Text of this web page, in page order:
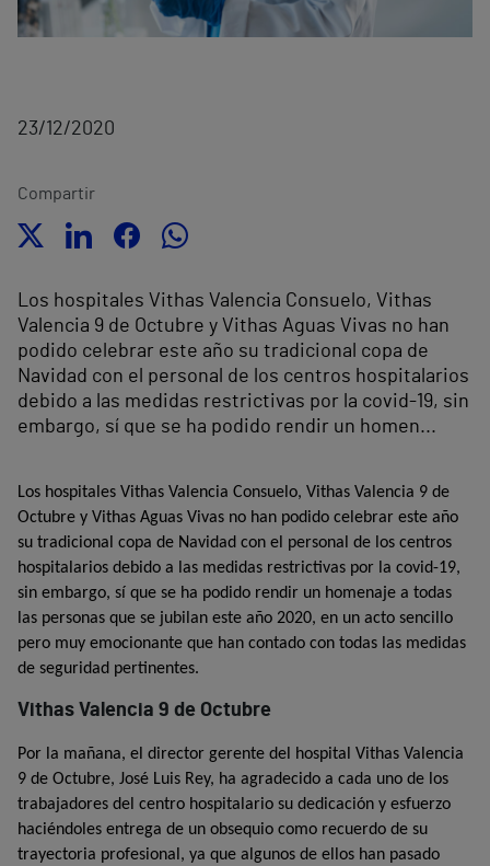
23/12/2020
Compartir
Los hospitales Vithas Valencia Consuelo, Vithas
Valencia 9 de Octubre y Vithas Aguas Vivas no han
podido celebrar este año su tradicional copa de
Navidad con el personal de los centros hospitalarios
debido a las medidas restrictivas por la covid-19, sin
embargo, sí que se ha podido rendir un homen...
Los hospitales Vithas Valencia Consuelo, Vithas Valencia 9 de
Octubre y Vithas Aguas Vivas no han podido celebrar este año
su tradicional copa de Navidad con el personal de los centros
hospitalarios debido a las medidas restrictivas por la covid-19,
sin embargo, sí que se ha podido rendir un homenaje a todas
las personas que se jubilan este año 2020, en un acto sencillo
pero muy emocionante que han contado con todas las medidas
de seguridad pertinentes.
Vithas Valencia 9 de Octubre
Por la mañana, el director gerente del hospital Vithas Valencia
9 de Octubre, José Luis Rey, ha agradecido a cada uno de los
trabajadores del centro hospitalario su dedicación y esfuerzo
haciéndoles entrega de un obsequio como recuerdo de su
trayectoria profesional, ya que algunos de ellos han pasado